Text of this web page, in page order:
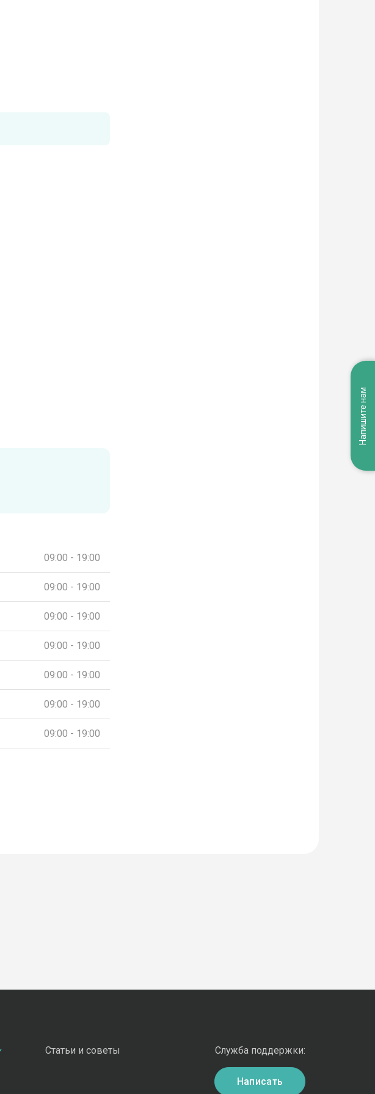
09:00 - 19:00
09:00 - 19:00
09:00 - 19:00
09:00 - 19:00
09:00 - 19:00
09:00 - 19:00
09:00 - 19:00
Статьи и советы Служба поддержки:
Написать
Напишите нам